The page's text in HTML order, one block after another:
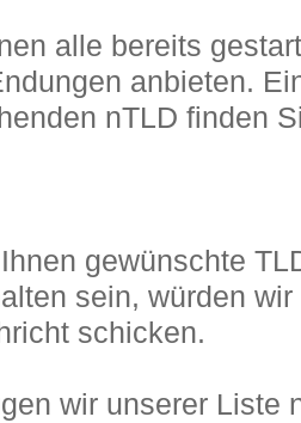
alle bereits
anbieten.
nTLD finden
gewünschte
sein, würden
schicken.
wir unserer Liste